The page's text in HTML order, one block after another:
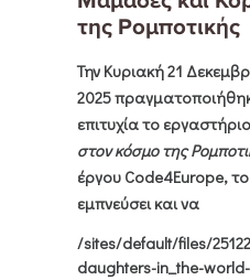
της Ρομποτικής
Την Κυριακή 21
2025
επιτυχία το εργαστήριο
στον κόσμο της
έργου Code4Europe,
εμπνεύσει και να
/sites/default/files/
daughters-in_the-